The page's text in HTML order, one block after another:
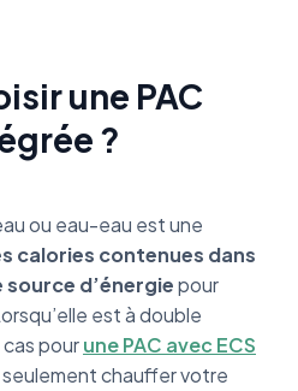
une PAC
?
ou eau-eau est une
calories contenues dans
d’énergiepour
est à double
pourune PAC avec ECS
seulement chauffer votre